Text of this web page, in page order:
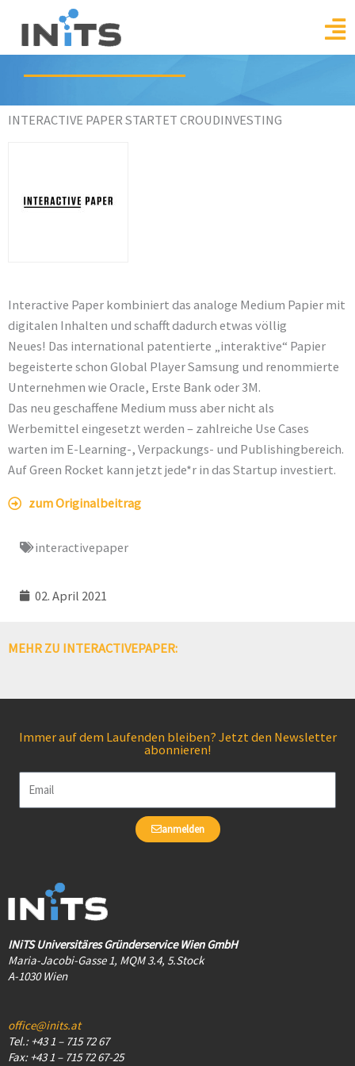
content
INTERACTIVE PAPER STARTET CROUDINVESTING
Interactive Paper kombiniert das analoge Medium Papier mit
digitalen Inhalten und schafft dadurch etwas völlig
Neues! Das international patentierte „interaktive“ Papier
begeisterte schon Global Player Samsung und renommierte
Unternehmen wie Oracle, Erste Bank oder 3M.
Das neu geschaffene Medium muss aber nicht als
Werbemittel eingesetzt werden – zahlreiche Use Cases
warten im E-Learning-, Verpackungs- und Publishingbereich.
Auf Green Rocket kann jetzt jede*r in das Startup investiert.
zum Originalbeitrag
interactivepaper
02. April 2021
MEHR ZU INTERACTIVEPAPER:
Immer auf dem Laufenden bleiben? Jetzt den Newsletter
abonnieren!
Email
anmelden
INiTS Universitäres Gründerservice Wien GmbH
Maria-Jacobi-Gasse 1, MQM 3.4, 5.Stock
A-1030 Wien
office@inits.at
Tel.: +43 1 – 715 72 67
Fax: +43 1 – 715 72 67-25